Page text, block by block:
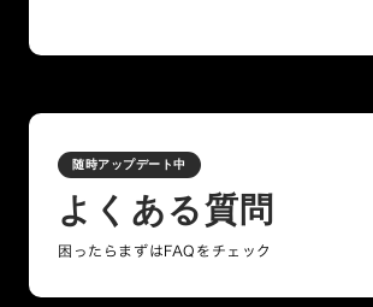
よくある質問
随時アップデート中
困ったらまずはFAQをチェック